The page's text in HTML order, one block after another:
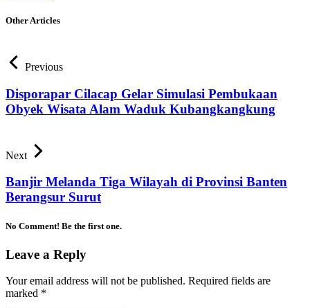
Other Articles
Previous
Disporapar Cilacap Gelar Simulasi Pembukaan
Obyek Wisata Alam Waduk Kubangkangkung
Next
Banjir Melanda Tiga Wilayah di Provinsi Banten
Berangsur Surut
No Comment! Be the first one.
Leave a Reply
Your email address will not be published. Required fields are
marked *